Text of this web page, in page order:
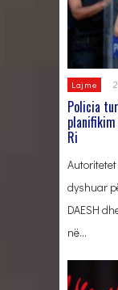
Lajme
Policia
Ri
dyshuar
DAESH
në…